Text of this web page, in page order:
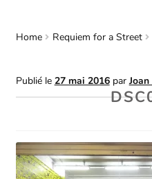
Home Requiem for a Street
Publié le 27 mai 2016 parJoan